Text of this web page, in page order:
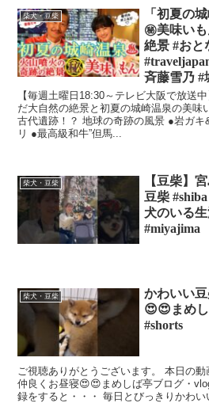
柴犬・豆柴
「初夏の
㊙美味い
絶景 #おと
斉藤雪乃 #
【毎週土曜日18:30～テレビ大阪で放送
だ大自然の絶景と初夏の城崎温泉の美味
古代遺跡！？ 地球の奇跡の風景 ●岩ガ
リ ●最高級和牛”但馬...
柴犬・豆柴
【豆柴】
豆柴
犬のいる
#miyajima
柴犬・豆柴
かわいい
😍😍まめ
#shorts
ご視聴ありがとうございます。 本日の
仲良くお昼寝😍😍まめしば亭ブログ・
録をすると・・・ 毎日とびっきりかわ